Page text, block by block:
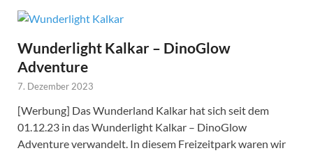
Wunderlight Kalkar – DinoGlow
Adventure
7. Dezember 2023
[Werbung] Das Wunderland Kalkar hat sich seit dem
01.12.23 in das Wunderlight Kalkar – DinoGlow
Adventure verwandelt. In diesem Freizeitpark waren wir